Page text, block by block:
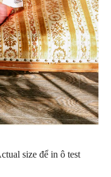
size để in ô test